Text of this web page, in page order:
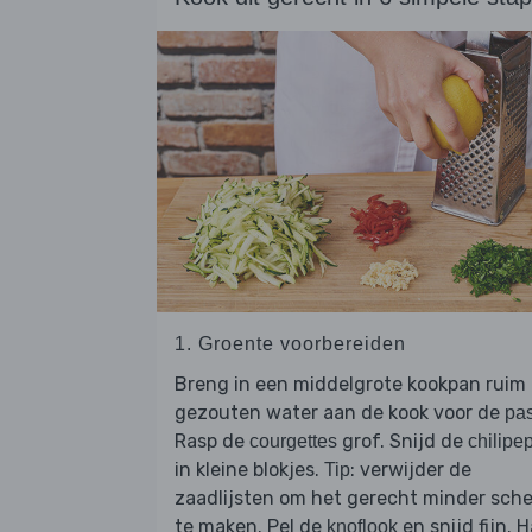
1. Groente voorbereiden
Breng in een middelgrote kookpan ruim
gezouten water aan de kook voor de
Rasp de courgettes grof. Snijd de
in kleine blokjes. Tip: verwijder de
zaadlijsten om het gerecht minder
te maken. Pel de knoflook en snijd fijn.